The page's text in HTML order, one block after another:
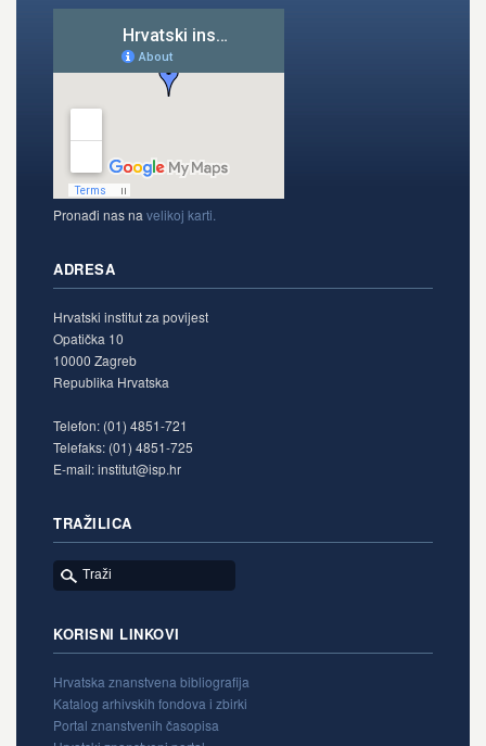
Pronađi nas navelikoj karti.
ADRESA
Hrvatski institut za povijest
Opatička 10
10000 Zagreb
Republika Hrvatska
Telefon: (01) 4851-721
Telefaks: (01) 4851-725
E-mail: institut@isp.hr
TRAŽILICA
KORISNI LINKOVI
Hrvatska znanstvena bibliografija
Katalog arhivskih fondova i zbirki
Portal znanstvenih časopisa